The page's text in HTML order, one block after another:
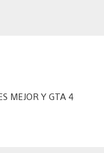
MEJOR Y GTA 4